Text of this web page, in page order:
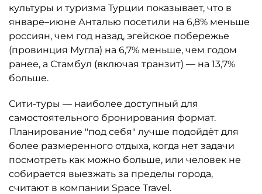
культуры и туризма Турции показывает, что в
январе–июне Анталью посетили на 6,8% меньше
россиян, чем год назад, эгейское побережье
(провинция Мугла) на 6,7% меньше, чем годом
ранее, а Стамбул (включая транзит) — на 13,7%
больше.
Сити-туры — наиболее доступный для
самостоятельного бронирования формат.
Планирование "под себя" лучше подойдёт для
более размеренного отдыха, когда нет задачи
посмотреть как можно больше, или человек не
собирается выезжать за пределы города,
считают в компании Space Travel.